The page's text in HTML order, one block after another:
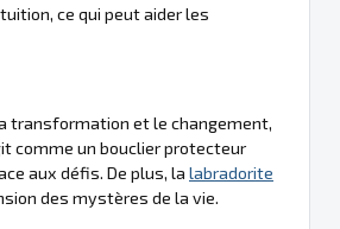
ce qui peut aider les
transformation et le changement,
comme un bouclier protecteur
aux défis. De plus, la labradorite
des mystères de la vie.